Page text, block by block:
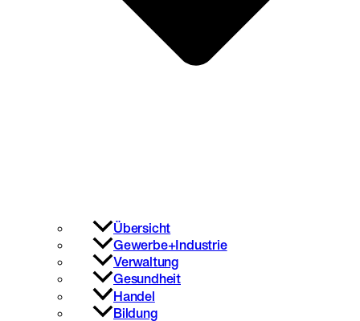
Übersicht
Gewerbe+Industrie
Verwaltung
Gesundheit
Handel
Bildung